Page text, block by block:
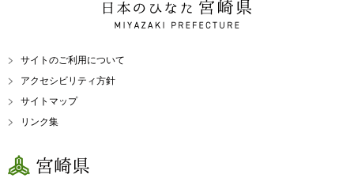
日本のひなた 宮崎県
MIYAZAKI PREFECTURE
サイトのご利用について
アクセシビリティ方針
サイトマップ
リンク集
宮崎県